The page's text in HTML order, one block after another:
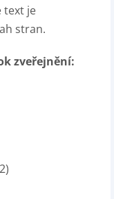
text je
stran.
zveřejnění: